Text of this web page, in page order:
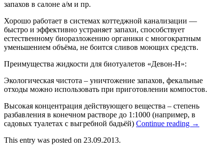
запахов в салоне а/м и пр.
Хорошо работает в системах коттеджной канализации —
быстро и эффективно устраняет запахи, способствует
естественному биоразложению органики с многократным
уменьшением объёма, не боится сливов моющих средств.
Преимущества жидкости для биотуалетов «Девон-Н»:
Экологическая чистота – уничтожение запахов, фекальные
отходы можно использовать при приготовлении компостов.
Высокая концентрация действующего вещества – степень
разбавления в конечном растворе до 1:1000 (например, в
садовых туалетах с выгребной бадьёй) Continue reading →
This entry was posted on 23.09.2013.